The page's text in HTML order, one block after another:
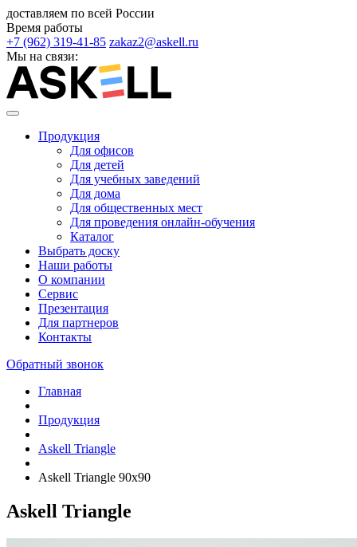
доставляем по всей России
Время работы
+7 (962) 319-41-85 zakaz2@askell.ru
Мы на связи:
Продукция
Для офисов
Для детей
Для учебных заведений
Для дома
Для общественных мест
Для проведения онлайн-обучения
Каталог
Выбрать доску
Наши работы
О компании
Сервис
Презентация
Для партнеров
Контакты
Обратный звонок
Главная
Продукция
Askell Triangle
Askell Triangle 90х90
Askell Triangle